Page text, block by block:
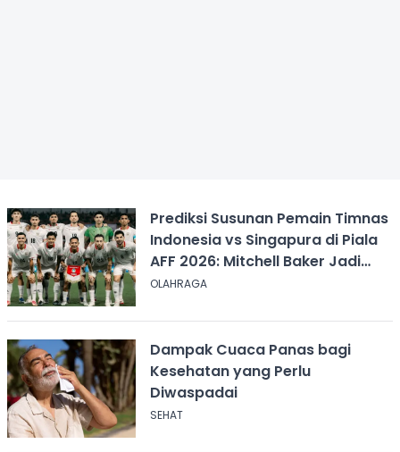
Prediksi Susunan Pemain Timnas
Indonesia vs Singapura di Piala
AFF 2026: Mitchell Baker Jadi
Andalan Lini Depan
OLAHRAGA
Dampak Cuaca Panas bagi
Kesehatan yang Perlu
Diwaspadai
SEHAT